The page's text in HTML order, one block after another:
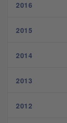
2016
2015
2014
2013
2012